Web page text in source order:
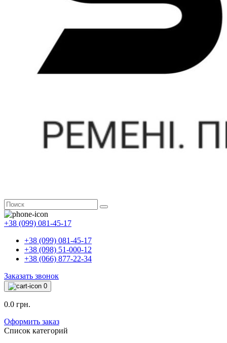
+38 (099) 081-45-17
+38 (099) 081-45-17
+38 (098) 51-000-12
+38 (066) 877-22-34
Заказать звонок
0
0.0 грн.
Оформить заказ
Список категорий